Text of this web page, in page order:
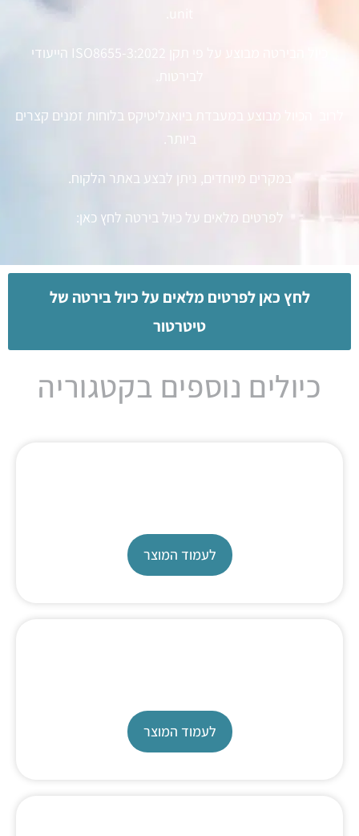
כיול הבירטה מבוצע על פי תקן ISO8655-3:2022 הייעודי
לבירטות.
לרוב הכיול מבוצע במעבדת ביואנליטיקס בלוחות זמנים קצרים
ביותר.
במקרים מיוחדים, ניתן לבצע באתר הלקוח.
לפרטים מלאים על כיול בירטה לחץ כאן:
לחץ כאן לפרטים מלאים על כיול בירטה של
טיטרטור
כיולים נוספים בקטגוריה
לעמוד המוצר
לעמוד המוצר